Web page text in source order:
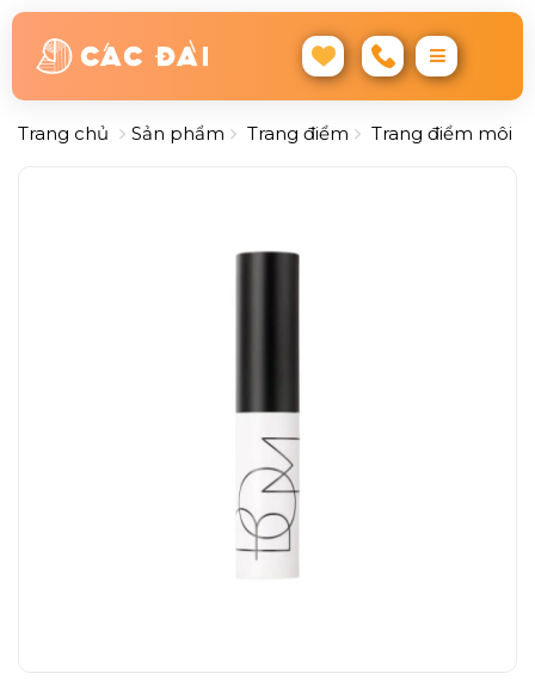
Trang chủ Sản phẩm Trang điểm Trang điểm môi